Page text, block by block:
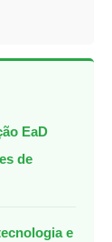
EaD
de
e